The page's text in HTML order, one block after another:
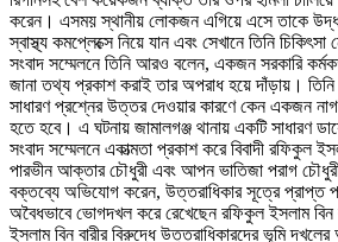
করেন। এসময় স্থানীয় লোকজন এগিয়ে এসে তাকে
স্বাস্থ্য কমপ্লেক্সে নিয়ে যান এবং সেখানে তিনি চিকিৎসা
‎সংবাদ সম্মেলনে তিনি আরও বলেন, একজন সরকারি
জানা তথ্য প্রকাশ করাই তার অপরাধ হয়ে দাঁড়ায়।
সাধারণ প্রশ্নের উত্তর দেওয়ার কারণে কেন একজন
হতে হবে। এ ঘটনায় জামালগঞ্জ থানায় একটি সাধারণ
‎সংবাদ সম্মেলনে একাত্মতা প্রকাশ করে বিবাদী রফিকুল
পারভীন আক্তার চৌধুরী এবং আপন ভাতিজা পরাগ
বক্তব্যে অভিযোগ করেন, উত্তরাধিকার সূত্রে প্রাপ্ত
অবৈধভাবে ভোগদখল করে রেখেছেন রফিকুল ইসলাম বিন
ইসলাম বিন বারীর বিরুদ্ধে উত্তরাধিকারদের ভূমি